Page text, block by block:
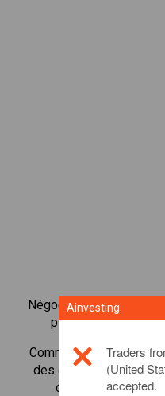
Négocier plus de 1 000
plateforme de
Commencer à négocier
des cotes en temps
comme si vous
Ainvesting
Traders
(United
accepted.